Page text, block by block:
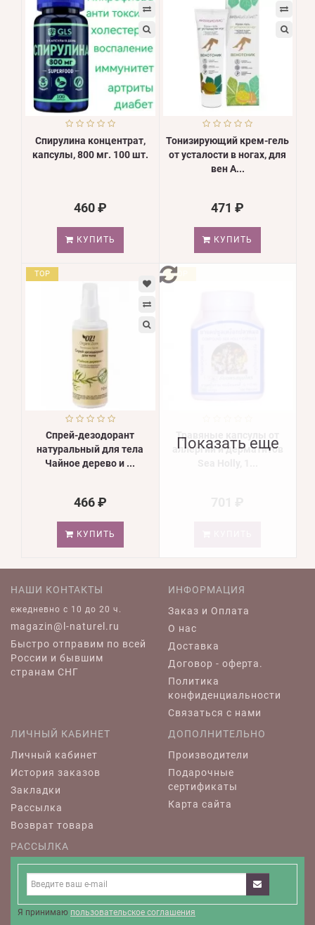
Спирулина концентрат,
капсулы, 800 мг. 100 шт.
460 ₽
КУПИТЬ
Тонизирующий крем-гель
от усталости в ногах, для
вен А...
471 ₽
КУПИТЬ
TOP
Спрей-дезодорант
натуральный для тела
Чайное дерево и ...
466 ₽
КУПИТЬ
TOP
Травяные капсулы от
аллергии и дерматитов
Показать еще
НАШИ КОНТАКТЫ
ежедневно c 10 до 20 ч.
magazin@l-naturel.ru
Быстро отправим по всей
России и бывшим
странам СНГ
ИНФОРМАЦИЯ
Заказ и Оплата
О нас
Доставка
Договор - оферта.
Политика
конфиденциальности
Связаться с нами
ЛИЧНЫЙ КАБИНЕТ
Личный кабинет
История заказов
Закладки
Рассылка
Возврат товара
ДОПОЛНИТЕЛЬНО
Производители
Подарочные
сертификаты
Карта сайта
РАССЫЛКА
Я принимаю пользовательское соглашения